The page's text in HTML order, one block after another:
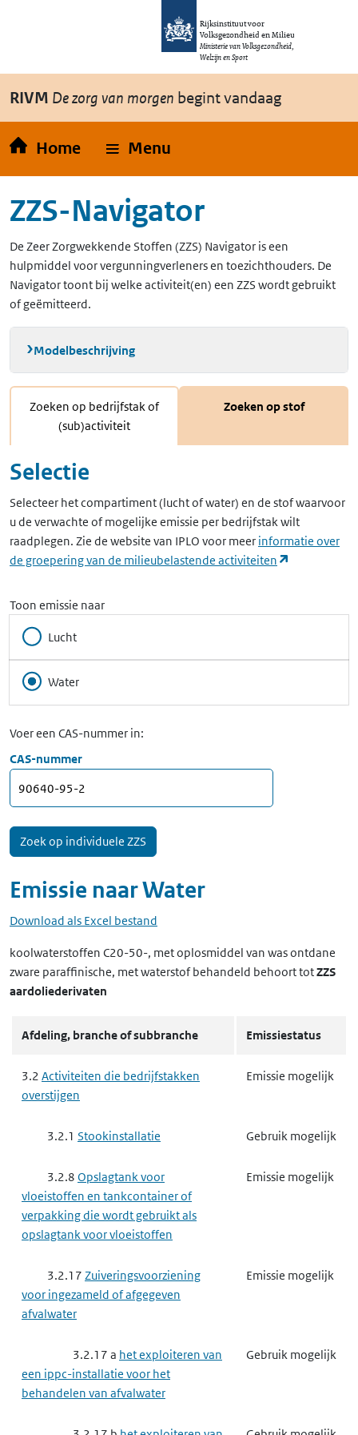
Overslaan en naar de inhoud gaan
Rijksinstituut voor
Volksgezondheid en Milieu
Ministerie van Volksgezondheid,
Welzijn en Sport
RIVM De zorg van morgen begint vandaag
Home Menu
ZZS-Navigator
De Zeer Zorgwekkende Stoffen (ZZS) Navigator is een
hulpmiddel voor vergunningverleners en toezichthouders. De
Navigator toont bij welke activiteit(en) een ZZS wordt gebruikt
of geëmitteerd.
Modelbeschrijving
Zoeken op bedrijfstak of
(sub)activiteit
Zoeken op stof
Selectie
Selecteer het compartiment (lucht of water) en de stof waarvoor
u de verwachte of mogelijke emissie per bedrijfstak wilt
raadplegen. Zie de website van IPLO voor meer informatie over
de groepering van de milieubelastende activiteiten
Toon emissie naar
Lucht
Water
Voer een CAS-nummer in:
CAS-nummer
Emissie naarWater
Download als Excel bestand
koolwaterstoffen C20-50-, met oplosmiddel van was ontdane
zware paraffinische, met waterstof behandeld behoort totZZS
aardoliederivaten
Afdeling, branche of subbranche Emissiestatus
3.2 Activiteiten die bedrijfstakken
overstijgen
Emissie mogelijk
3.2.1 Stookinstallatie Gebruik mogelijk
3.2.8 Opslagtank voor
vloeistoffen en tankcontainer of
verpakking die wordt gebruikt als
opslagtank voor vloeistoffen
Emissie mogelijk
3.2.17 Zuiveringsvoorziening
voor ingezameld of afgegeven
afvalwater
Emissie mogelijk
3.2.17 a het exploiteren van
een ippc-installatie voor het
behandelen van afvalwater
Gebruik mogelijk